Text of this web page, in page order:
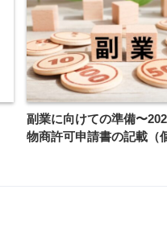
副業に向けての準備〜
物商許可申請書の記載（